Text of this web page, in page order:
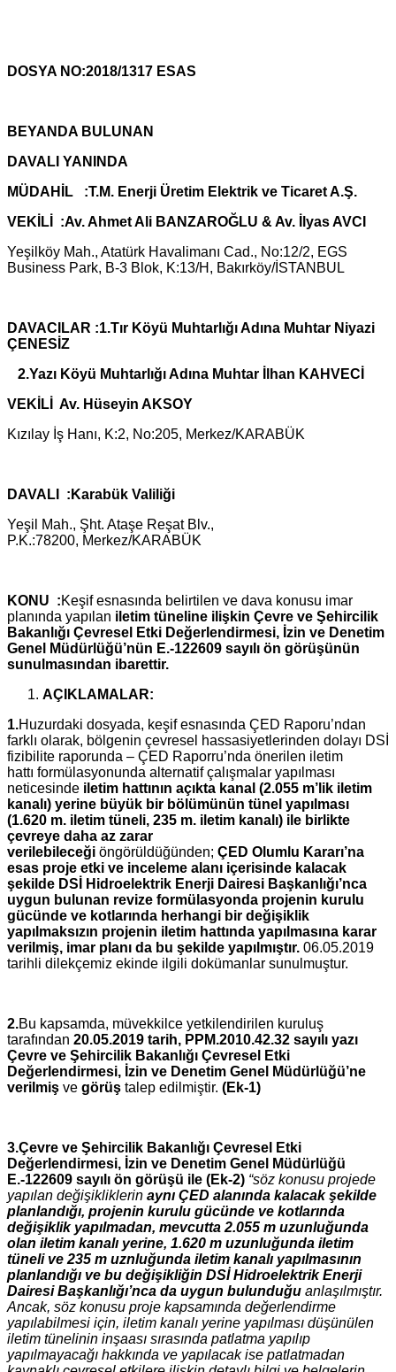
DOSYA NO:2018/1317 ESAS
BEYANDA BULUNAN
DAVALI YANINDA
MÜDAHİL :T.M. Enerji Üretim Elektrik ve Ticaret A.Ş.
VEKİLİ :Av. Ahmet Ali BANZAROĞLU & Av. İlyas AVCI
Yeşilköy Mah., Atatürk Havalimanı Cad., No:12/2, EGS
Business Park, B-3 Blok, K:13/H, Bakırköy/İSTANBUL
DAVACILAR :1.Tır Köyü Muhtarlığı Adına Muhtar Niyazi
ÇENESİZ
2.Yazı Köyü Muhtarlığı Adına Muhtar İlhan KAHVECİ
VEKİLİ Av. Hüseyin AKSOY
Kızılay İş Hanı, K:2, No:205, Merkez/KARABÜK
DAVALI :Karabük Valiliği
Yeşil Mah., Şht. Ataşe Reşat Blv.,
P.K.:78200, Merkez/KARABÜK
KONU :Keşif esnasında belirtilen ve dava konusu imar
planında yapılan iletim tüneline ilişkin Çevre ve Şehircilik
Bakanlığı Çevresel Etki Değerlendirmesi, İzin ve Denetim
Genel Müdürlüğü’nün E.-122609 sayılı ön görüşünün
sunulmasından ibarettir.
AÇIKLAMALAR:
1.Huzurdaki dosyada, keşif esnasında ÇED Raporu’ndan
farklı olarak, bölgenin çevresel hassasiyetlerinden dolayı DSİ
fizibilite raporunda – ÇED Raporru’nda önerilen iletim
hattı formülasyonunda alternatif çalışmalar yapılması
neticesinde iletim hattının açıkta kanal (2.055 m’lik iletim
kanalı) yerine büyük bir bölümünün tünel yapılması
(1.620 m. iletim tüneli, 235 m. iletim kanalı) ile birlikte
çevreye daha az zarar
verilebileceği öngörüldüğünden; ÇED Olumlu Kararı’na
esas proje etki ve inceleme alanı içerisinde kalacak
şekilde DSİ Hidroelektrik Enerji Dairesi Başkanlığı’nca
uygun bulunan revize formülasyonda projenin kurulu
gücünde ve kotlarında herhangi bir değişiklik
yapılmaksızın projenin iletim hattında yapılmasına karar
verilmiş, imar planı da bu şekilde yapılmıştır. 06.05.2019
tarihli dilekçemiz ekinde ilgili dokümanlar sunulmuştur.
2.Bu kapsamda, müvekkilce yetkilendirilen kuruluş
tarafından 20.05.2019 tarih, PPM.2010.42.32 sayılı yazı
Çevre ve Şehircilik Bakanlığı Çevresel Etki
Değerlendirmesi, İzin ve Denetim Genel Müdürlüğü’ne
verilmiş ve görüş talep edilmiştir. (Ek-1)
3.Çevre ve Şehircilik Bakanlığı Çevresel Etki
Değerlendirmesi, İzin ve Denetim Genel Müdürlüğü
E.-122609 sayılı ön görüşü ile (Ek-2) “söz konusu projede
yapılan değişikliklerin aynı ÇED alanında kalacak şekilde
planlandığı, projenin kurulu gücünde ve kotlarında
değişiklik yapılmadan, mevcutta 2.055 m uzunluğunda
olan iletim kanalı yerine, 1.620 m uzunluğunda iletim
tüneli ve 235 m uznluğunda iletim kanalı yapılmasının
planlandığı ve bu değişikliğin DSİ Hidroelektrik Enerji
Dairesi Başkanlığı’nca da uygun bulunduğu anlaşılmıştır.
Ancak, söz konusu proje kapsamında değerlendirme
yapılabilmesi için, iletim kanalı yerine yapılması düşünülen
iletim tünelinin inşaası sırasında patlatma yapılıp
yapılmayacağı hakkında ve yapılacak ise patlatmadan